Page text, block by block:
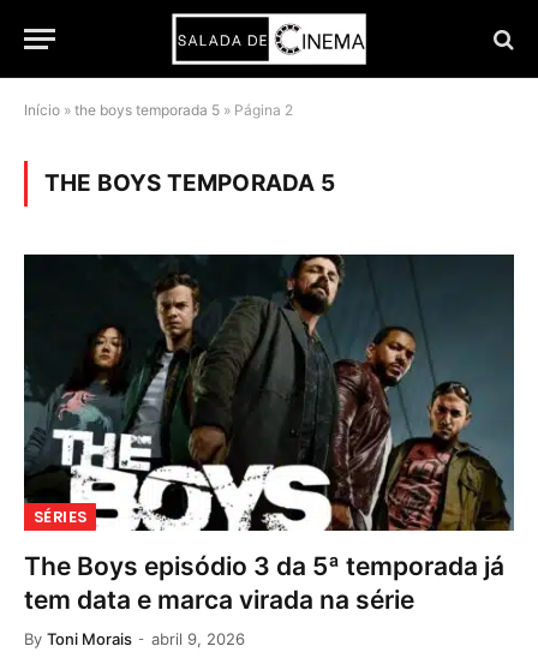
Início » the boys temporada 5 » Página 2
THE BOYS TEMPORADA 5
SÉRIES
The Boys episódio 3 da 5ª temporada já
tem data e marca virada na série
By Toni Morais abril 9, 2026